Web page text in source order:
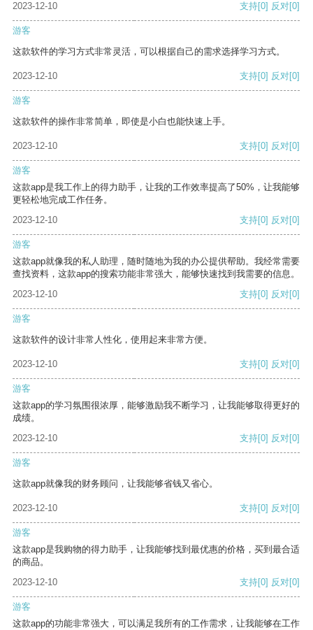
2023-12-10 支持[0] 反对[0]
游客
这款软件的学习方式非常灵活，可以根据自己的需求选择学习方式。
2023-12-10 支持[0] 反对[0]
游客
这款软件的操作非常简单，即使是小白也能快速上手。
2023-12-10 支持[0] 反对[0]
游客
这款app是我工作上的得力助手，让我的工作效率提高了50%，让我能够
更轻松地完成工作任务。
2023-12-10
支持[0] 反对[0]
游客
这款app就像我的私人助理，随时随地为我的办公提供帮助。我经常需要
查找资料，这款app的搜索功能非常强大，能够快速找到我需要的信息。
2023-12-10
支持[0] 反对[0]
游客
这款软件的设计非常人性化，使用起来非常方便。
2023-12-10 支持[0] 反对[0]
游客
这款app的学习氛围很浓厚，能够激励我不断学习，让我能够取得更好的
成绩。
2023-12-10
支持[0] 反对[0]
游客
这款app就像我的财务顾问，让我能够省钱又省心。
2023-12-10 支持[0] 反对[0]
游客
这款app是我购物的得力助手，让我能够找到最优惠的价格，买到最合适
的商品。
2023-12-10
支持[0] 反对[0]
游客
这款app的功能非常强大，可以满足我所有的工作需求，让我能够在工作